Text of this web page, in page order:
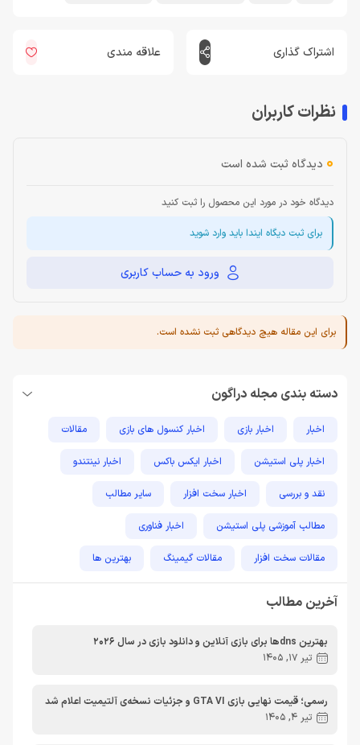
اشتراک گذاری علاقه مندی
نظرات کاربران
0 دیدگاه ثبت شده است
دیدگاه خود در مورد این محصول را ثبت کنید
برای ثبت دیگاه ایندا باید وارد شوید
ورود به حساب کاربری
برای این مقاله هیچ دیدگاهی ثبت نشده است.
دسته بندی مجله دراگون
اخبار اخبار بازی اخبار کنسول های بازی مقالات
اخبار پلی استیشن اخبار ایکس باکس اخبار نینتندو
نقد و بررسی اخبار سخت افزار سایر مطالب
مطالب آموزشی پلی استیشن اخبار فناوری
مقالات سخت افزار مقالات گیمینگ بهترین ها
مطالب آموزشی ایکس باکس
آخرین مطالب
بهترین dnsها برای بازی آنلاین و دانلود بازی در سال 2026
تیر 17, 1405
رسمی؛ قیمت نهایی بازی GTA VI و جزئیات نسخه‌ی آلتیمیت اعلام شد
تیر 4, 1405